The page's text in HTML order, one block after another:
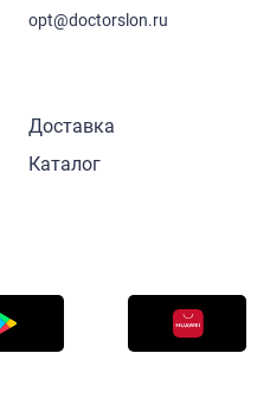
opt@doctorslon.ru
Доставка
Каталог